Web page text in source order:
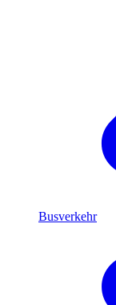
Busverkehr